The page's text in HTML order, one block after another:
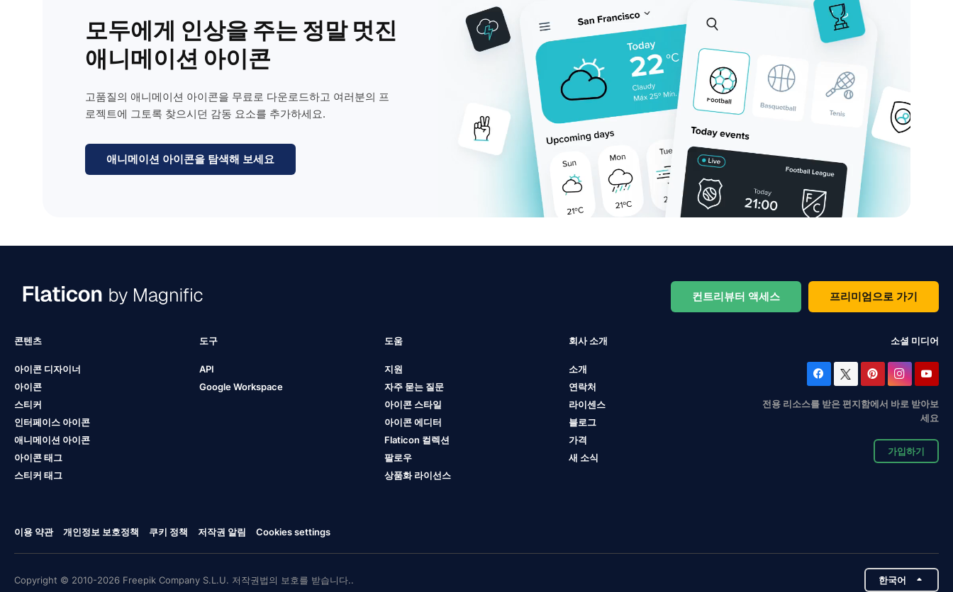
모두에게 인상을 주는 정말 멋진
애니메이션 아이콘
고품질의 애니메이션 아이콘을 무료로 다운로드하고 여러분의 프
로젝트에 그토록 찾으시던 감동 요소를 추가하세요.
애니메이션 아이콘을 탐색해 보세요
컨트리뷰터 액세스 프리미엄으로 가기
콘텐츠
아이콘 디자이너
아이콘
스티커
인터페이스 아이콘
애니메이션 아이콘
아이콘 태그
스티커 태그
도구
API
Google Workspace
도움
지원
자주 묻는 질문
아이콘 스타일
아이콘 에디터
Flaticon 컬렉션
팔로우
상품화 라이선스
회사 소개
소개
연락처
라이센스
블로그
가격
새 소식
소셜 미디어
전용 리소스를 받은 편지함에서 바로 받아보
세요
가입하기
이용 약관 개인정보 보호정책 쿠키 정책 저작권 알림 Cookies settings
Copyright © 2010-2026 Freepik Company S.L.U. 저작권법의 보호를 받습니다.. 한국어